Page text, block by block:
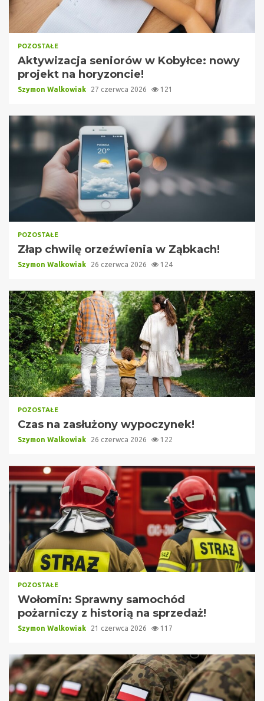
POZOSTAŁE
Aktywizacja seniorów w Kobyłce: nowy
projekt na horyzoncie!
Szymon Walkowiak 27 czerwca 2026 121
POZOSTAŁE
Złap chwilę orzeźwienia w Ząbkach!
Szymon Walkowiak 26 czerwca 2026 124
POZOSTAŁE
Czas na zasłużony wypoczynek!
Szymon Walkowiak 26 czerwca 2026 122
POZOSTAŁE
Wołomin: Sprawny samochód
pożarniczy z historią na sprzedaż!
Szymon Walkowiak 21 czerwca 2026 117